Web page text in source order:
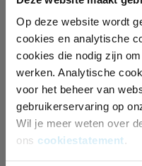
Op deze website wordt
cookies en analytische
cookies die nodig zijn
werken. Analytische
voor het beheer van
gebruikerservaring op
Wil je meer weten over
ons cookiestatement.
hoger de waardering
waarin de commercial
de intentie van de
schaffen. En daar gaat
onderbewustzijn blijkt
effectiever te zijn bij